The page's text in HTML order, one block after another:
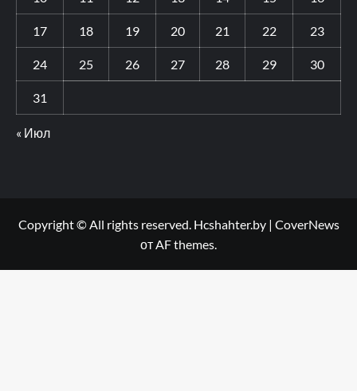
17 18 19 20 21 22 23
24 25 26 27 28 29 30
31
« Июл
Copyright © All rights reserved. Hcshahter.by | CoverNews
от AF themes.